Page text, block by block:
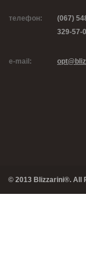
телефон:
(067)
329-57-
e-mail:
© 2013 Blizzarini®. All